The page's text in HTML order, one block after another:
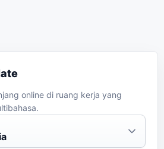
Simalungun ke Balinese
ke Bambara
Simalungun ke Bashkir
online di ruang kerja yang